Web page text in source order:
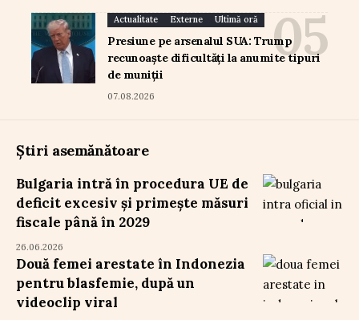
Actualitate Externe Ultimă oră
Presiune pe arsenalul SUA: Trump
recunoaște dificultăți la anumite tipuri
de muniții
07.08.2026
Știri asemănătoare
Bulgaria intră în procedura UE de
deficit excesiv și primește măsuri
fiscale până în 2029
26.06.2026
Două femei arestate în Indonezia
pentru blasfemie, după un
videoclip viral